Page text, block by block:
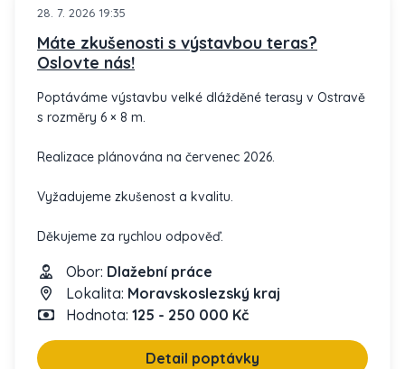
28. 7. 2026 19:35
Máte zkušenosti s výstavbou teras?
Oslovte nás!
Poptáváme výstavbu velké dlážděné terasy v Ostravě
s rozměry 6 × 8 m.
Realizace plánována na červenec 2026.
Vyžadujeme zkušenost a kvalitu.
Děkujeme za rychlou odpověď.
Obor: Dlažební práce
Lokalita: Moravskoslezský kraj
Hodnota: 125 - 250 000 Kč
Detail poptávky